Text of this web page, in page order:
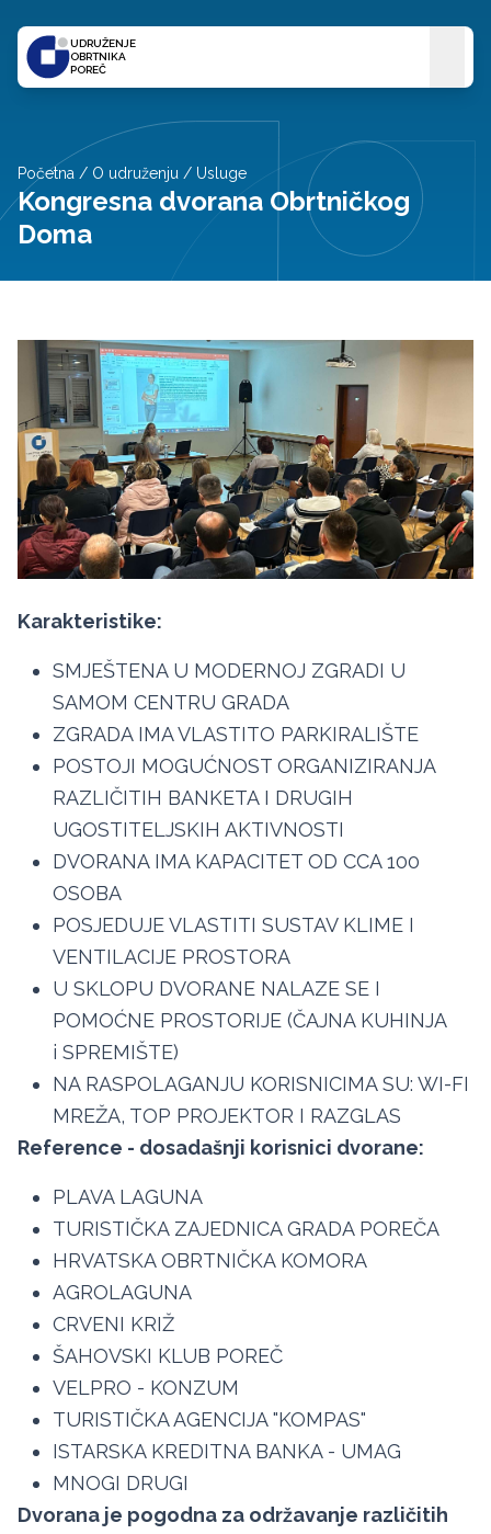
UDRUŽENJE
OBRTNIKA
POREČ
Početna / O udruženju / Usluge
Kongresna dvorana Obrtničkog
Doma
Karakteristike:
SMJEŠTENA U MODERNOJ ZGRADI U
SAMOM CENTRU GRADA
ZGRADA IMA VLASTITO PARKIRALIŠTE
POSTOJI MOGUĆNOST ORGANIZIRANJA
RAZLIČITIH BANKETA I DRUGIH
UGOSTITELJSKIH AKTIVNOSTI
DVORANA IMA KAPACITET OD CCA 100
OSOBA
POSJEDUJE VLASTITI SUSTAV KLIME I
VENTILACIJE PROSTORA
U SKLOPU DVORANE NALAZE SE I
POMOĆNE PROSTORIJE (ČAJNA KUHINJA
i SPREMIŠTE)
NA RASPOLAGANJU KORISNICIMA SU: WI-FI
MREŽA, TOP PROJEKTOR I RAZGLAS
Reference - dosadašnji korisnici dvorane:
PLAVA LAGUNA
TURISTIČKA ZAJEDNICA GRADA POREČA
HRVATSKA OBRTNIČKA KOMORA
AGROLAGUNA
CRVENI KRIŽ
ŠAHOVSKI KLUB POREČ
VELPRO - KONZUM
TURISTIČKA AGENCIJA "KOMPAS"
ISTARSKA KREDITNA BANKA - UMAG
MNOGI DRUGI
Dvorana je pogodna za održavanje različitih